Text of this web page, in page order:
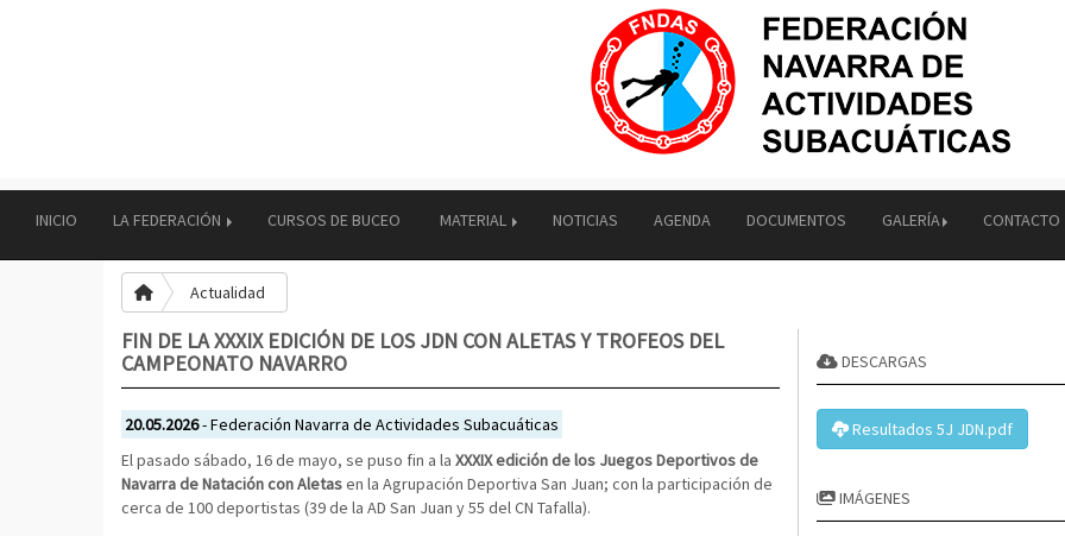
INICIO LA FEDERACIÓN CURSOS DE BUCEO MATERIAL NOTICIAS AGENDA DOCUMENTOS GALERÍA CONTACTO
Actualidad
FIN DE LA XXXIX EDICIÓN DE LOS JDN CON ALETAS Y TROFEOS DEL
CAMPEONATO NAVARRO
20.05.2026- Federación Navarra de Actividades Subacuáticas
El pasado sábado, 16 de mayo, se puso fin a la XXXIX edición de los Juegos Deportivos de
Navarra de Natación con Aletasen la Agrupación Deportiva San Juan; con la participación de
cerca de 100 deportistas (39 de la AD San Juan y 55 del CN Tafalla).
DESCARGAS
Resultados 5J JDN.pdf
IMÁGENES